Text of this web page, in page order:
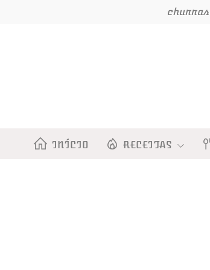
INÍCIO RECEITAS